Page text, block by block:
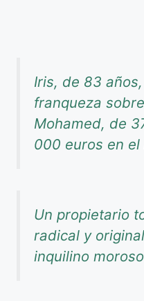
Iris, de 83
franqueza
Mohamed, de
000 euros en el
Un propietario
radical y
inquilino moroso